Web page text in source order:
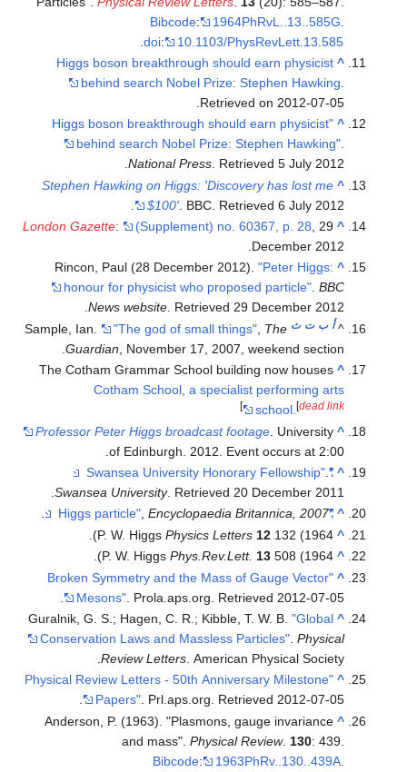
Bibcode: 1964PhRvL..13..585G
doi: 10.1103/PhysRevLett.13.585
.
^
Higgs boson breakthrough should earn physicist
behind search Nobel Prize: Stephen Hawking
Retrieved on 2012-07-05.
^
"Higgs boson breakthrough should earn physicist
behind search Nobel Prize: Stephen Hawking".
National Press. Retrieved5 July 2012
.
^
Stephen Hawking on Higgs: 'Discovery has lost me
$100' . BBC . Retrieved6 July 2012
^
London Gazette: (Supplement) no. 60367, p. 28 , 29
December 2012.
^
Rincon, Paul (28 December 2012)."Peter Higgs:
honour for physicist who proposed particle".BBC
News website. Retrieved29 December 2012
.
^أ ب ت ث Sample, Ian. "The god of small things" The
Guardian , November 17, 2007, weekend section.
^
The Cotham Grammar School building now houses
Cotham School, a specialist performing arts
school.[dead link
]
^
Professor Peter Higgs broadcast footage . University
of Edinburgh. 2012. Event occurs at 2:00.
^
"Swansea University Honorary Fellowship"
.
Swansea University. Retrieved 20 December 2011
.
^
"Higgs particle"
,Encyclopaedia Britannica, 2007.
^
P. W. HiggsPhysics Letters 12 132 (1964).
^
P. W. HiggsPhys.Rev.Lett. 13 508 (1964).
^
"Broken Symmetry and the Mass of Gauge Vector
Mesons" . Prola.aps.org . Retrieved 2012-07-05
^
Guralnik, G. S.; Hagen, C. R.; Kibble, T. W. B."Global
Conservation Laws and Massless Particles" .Physical
Review Letters . American Physical Society.
^
"Physical Review Letters - 50th Anniversary Milestone
Papers". Prl.aps.org. Retrieved2012-07-05
.
^
Anderson, P. (1963). "Plasmons, gauge invariance
and mass".Physical Review. 130: 439.
Bibcode: 1963PhRv..130..439A